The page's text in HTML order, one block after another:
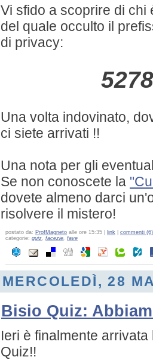
Vi sfido a scoprire di chi
del quale occulto il
di privacy:
Una volta indovinato,
ci siete arrivati !!
Una nota per gli
Se non conoscete la
dovete almeno darci
risolvere il mistero!
postato da: ProfMagneto alle ore 15:35 | link
commenti (6)
categorie: quiz facezie fave
MERCOLEDÌ, 28
Bisio Quiz:
Ieri è finalmente
Quiz!!